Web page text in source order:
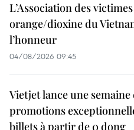
L’Association des
orange/dioxine du
l’honneur
04/08/2026 09:45
Vietjet lance une semaine
promotions
billets à partir de 0 dong